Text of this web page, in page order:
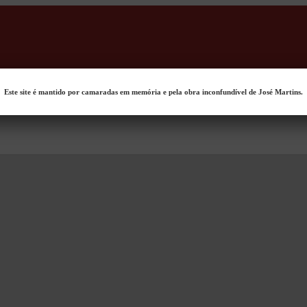
Este site é mantido por camaradas em memória e pela obra inconfundível de José Martins.